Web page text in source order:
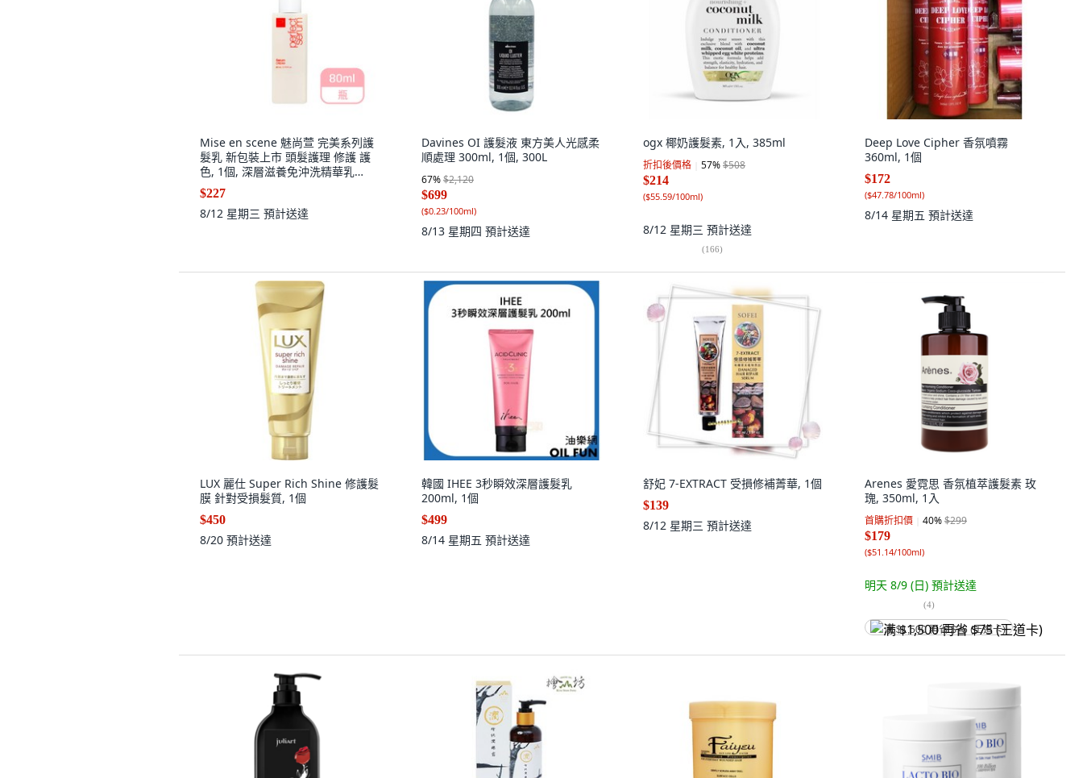
Mise en scene 魅尚萱 完美系列護
髮乳 新包裝上市 頭髮護理 修護 護
色, 1個, 深層滋養免沖洗精華乳
80ml(7810
$227
8/12 星期三 預計送達
Davines OI 護髮液 東方美人光感柔
順處理 300ml, 1個, 300L
67%$2,120
$699
($0.23/100ml)
8/13 星期四 預計送達
ogx 椰奶護髮素, 1入, 385ml
折扣後價格 57%$508
$214
($55.59/100ml)
8/12 星期三 預計送達
(166)
Deep Love Cipher 香氛噴霧
360ml, 1個
$172
($47.78/100ml)
8/14 星期五 預計送達
LUX 麗仕 Super Rich Shine 修護髮
膜 針對受損髮質, 1個
$450
8/20 預計送達
韓國 IHEE 3秒瞬效深層護髮乳
200ml, 1個
$499
8/14 星期五 預計送達
舒妃 7-EXTRACT 受損修補菁華, 1個
$139
8/12 星期三 預計送達
Arenes 愛霓思 香氛植萃護髮素 玫
瑰, 350ml, 1入
首購折扣價 40%$299
$179
($51.14/100ml)
明天 8/9 (日) 預計送達
(4)
满 $1,500 再省 $75 (王道卡)